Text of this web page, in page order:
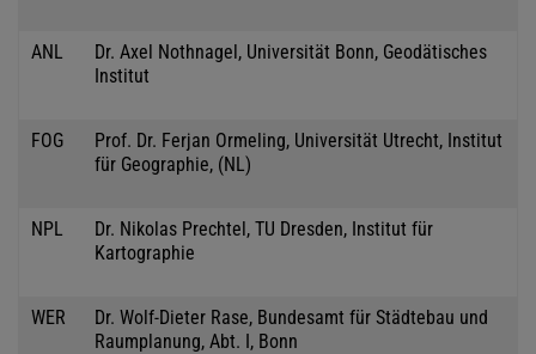
ANL
Dr. Axel Nothnagel, Universität Bonn, Geodätisches
Institut
FOG
Prof. Dr. Ferjan Ormeling, Universität Utrecht, Institut
für Geographie, (NL)
NPL
Dr. Nikolas Prechtel, TU Dresden, Institut für
Kartographie
WER
Dr. Wolf-Dieter Rase, Bundesamt für Städtebau und
Raumplanung, Abt. I, Bonn